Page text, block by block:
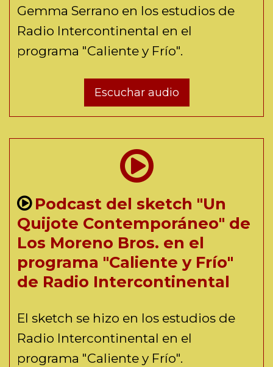
Gemma Serrano en los estudios de
Radio Intercontinental en el
programa "Caliente y Frío".
Escuchar audio
Podcast del sketch "Un
Quijote Contemporáneo" de
Los Moreno Bros. en el
programa "Caliente y Frío"
de Radio Intercontinental
El sketch se hizo en los estudios de
Radio Intercontinental en el
programa "Caliente y Frío".